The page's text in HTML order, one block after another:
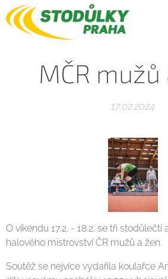
MČR mužů
17.02.2024
O víkendu 17.2. - 18.2. se tři stodůlečtí
halového mistrovství ČR mužů a žen.
Soutěž se nejvíce vydařila koulařce